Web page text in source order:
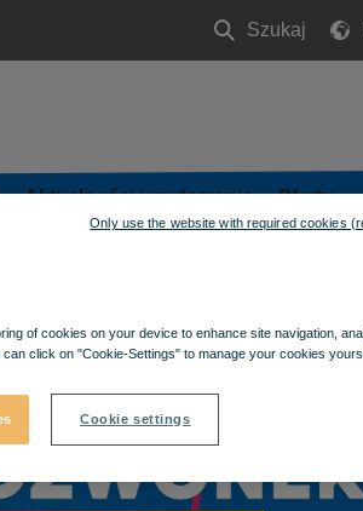
Szukaj
Szukaj
Aktualności i wydarzenia Oferty
of cookies on your device to enhance site navigation,
click on "Cookie-Settings" to manage your cookies
Cookie settings
Only use the website with required cookies